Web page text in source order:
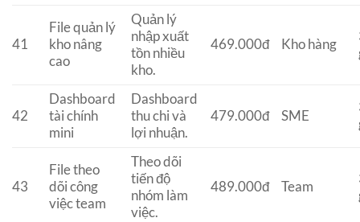
41
File quản lý
kho nâng
cao
Quản lý
nhập xuất
tồn nhiều
kho.
469.000đ Kho hàng
42
Dashboard
tài chính
mini
Dashboard
thu chi và
lợi nhuận.
479.000đ SME
43
File theo
dõi công
việc team
Theo dõi
tiến độ
nhóm làm
việc.
489.000đ Team